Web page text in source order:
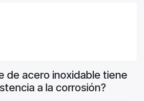
de acero inoxidable tiene
a la corrosión?